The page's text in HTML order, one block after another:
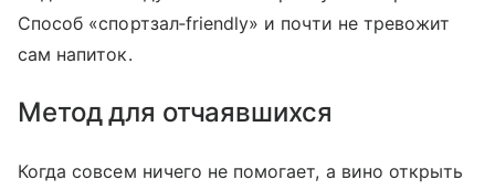
Способ «спортзал‑friendly» и почти не тревожит
сам напиток.
Метод для отчаявшихся
Когда совсем ничего не помогает, а вино открыть